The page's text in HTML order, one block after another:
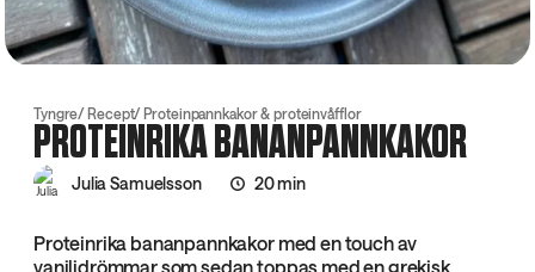
Tyngre Recept Proteinpannkakor & proteinvåfflor
PROTEINRIKA BANANPANNKAKOR
Julia Samuelsson 20 min
Proteinrika bananpannkakor med en touch av
vaniljdrömmar som sedan toppas med en grekisk